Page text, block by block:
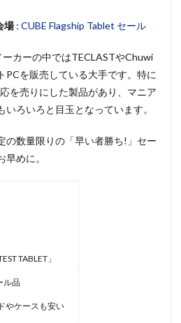
場: CUBE Flagship Tablet セール
カーの中ではTECLASTやChuwi
PCを販売している大手です。特に
を売りにした製品があり、マニア
ろいろと目玉となっています。
の数量限りの「早い者勝ち!」セー
めに。
TABLET」
ル品
やケースも安い